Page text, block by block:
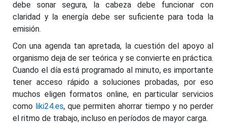
debe sonar segura, la cabeza debe funcionar con
claridad y la energía debe ser suficiente para toda la
emisión.
Con una agenda tan apretada, la cuestión del apoyo al
organismo deja de ser teórica y se convierte en práctica.
Cuando el día está programado al minuto, es importante
tener acceso rápido a soluciones probadas, por eso
muchos eligen formatos online, en particular servicios
como liki24.es, que permiten ahorrar tiempo y no perder
el ritmo de trabajo, incluso en períodos de mayor carga.